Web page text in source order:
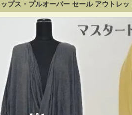
プス・プルオーバー セール アウトレッ